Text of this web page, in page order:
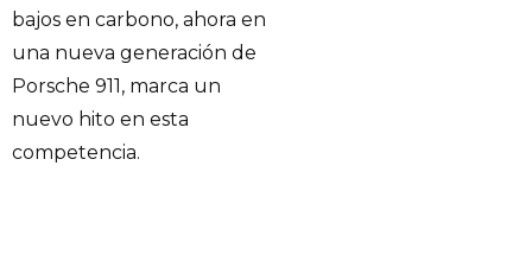
bajos en carbono, ahora en
una nueva generación de
Porsche 911, marca un
nuevo hito en esta
competencia.